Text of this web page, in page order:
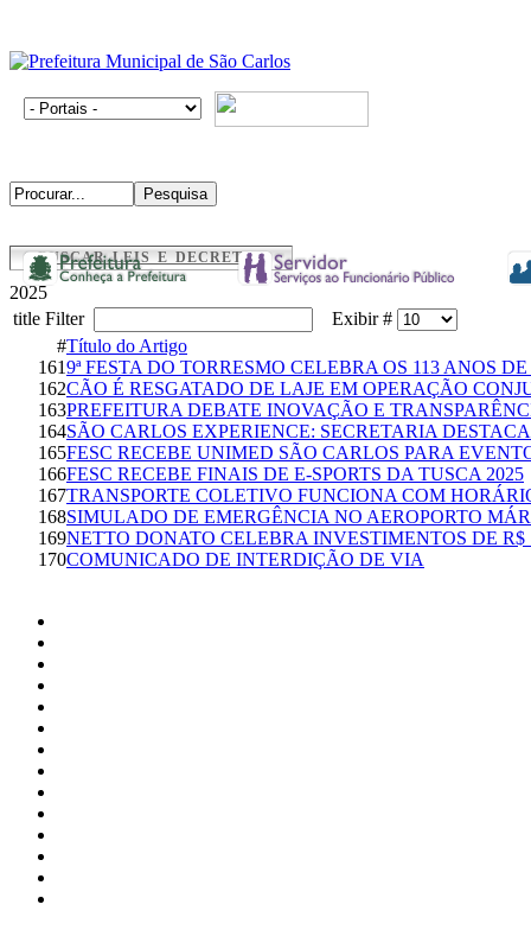
BUSCAR LEIS E DECRETOS
2025
title Filter
Exibir #
#Título do Artigo
1619ª FESTA DO TORRESMO CELEBRA OS 113 ANOS
162CÃO É RESGATADO DE LAJE EM OPERAÇÃO
163PREFEITURA DEBATE INOVAÇÃO E
164SÃO CARLOS EXPERIENCE: SECRETARIA
165FESC RECEBE UNIMED SÃO CARLOS PARA
166FESC RECEBE FINAIS DE E-SPORTS DA TUSCA 2025
167TRANSPORTE COLETIVO FUNCIONA COM
168SIMULADO DE EMERGÊNCIA NO AEROPORTO
169NETTO DONATO CELEBRA INVESTIMENTOS DE
170COMUNICADO DE INTERDIÇÃO DE VIA